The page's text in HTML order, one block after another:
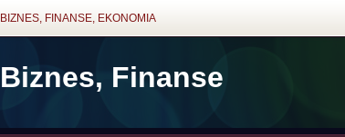
BIZNES, FINANSE, EKONOMIA
Biznes, Finanse